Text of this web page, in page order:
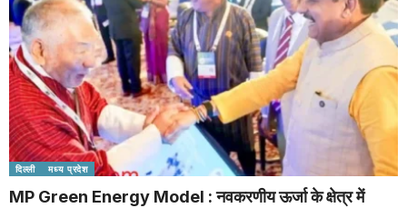
दिल्ली मध्य प्रदेश
MP Green Energy Model : नवकरणीय ऊर्जा के क्षेत्र में